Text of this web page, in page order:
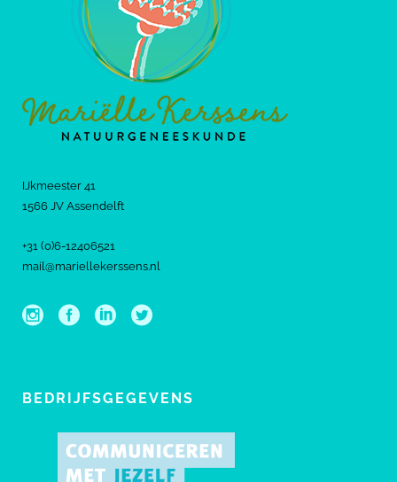
IJkmeester 41
1566 JV Assendelft
+31 (0)6-12406521
mail@mariellekerssens.nl
BEDRIJFSGEGEVENS